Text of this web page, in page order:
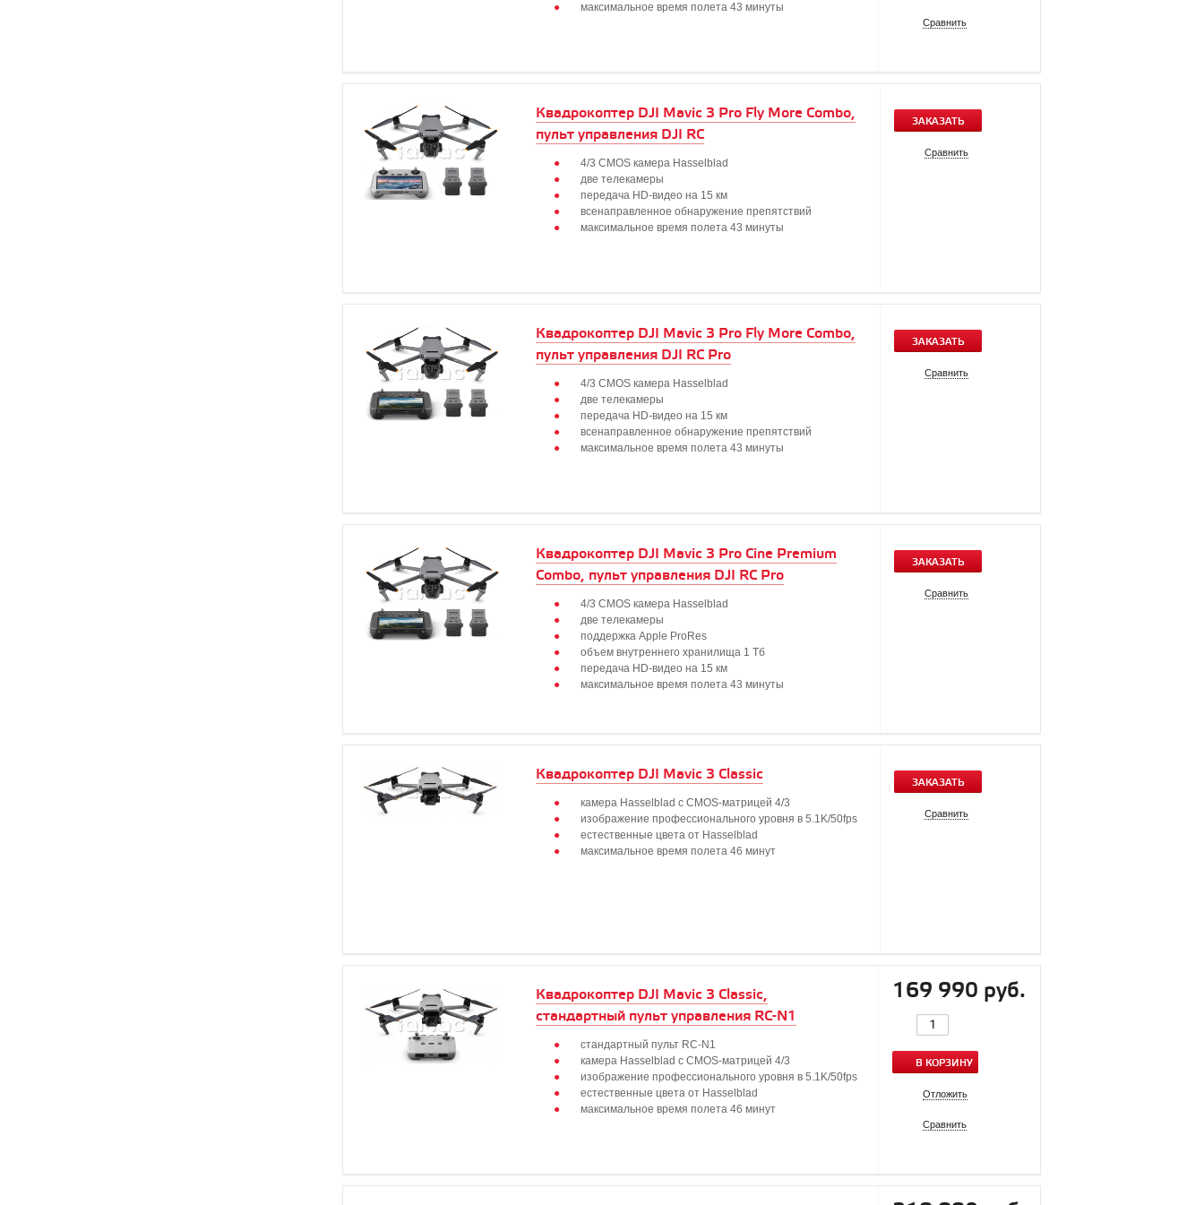
максимальное время полета 43 минуты
Сравнить
Квадрокоптер DJI Mavic 3 Pro Fly More Combo,
пульт управления DJI RC
4/3 CMOS камера Hasselblad
две телекамеры
передача HD-видео на 15 км
всенаправленное обнаружение препятствий
максимальное время полета 43 минуты
ЗАКАЗАТЬ
Сравнить
Квадрокоптер DJI Mavic 3 Pro Fly More Combo,
пульт управления DJI RC Pro
4/3 CMOS камера Hasselblad
две телекамеры
передача HD-видео на 15 км
всенаправленное обнаружение препятствий
максимальное время полета 43 минуты
ЗАКАЗАТЬ
Сравнить
Квадрокоптер DJI Mavic 3 Pro Cine Premium
Combo, пульт управления DJI RC Pro
4/3 CMOS камера Hasselblad
две телекамеры
поддержка Apple ProRes
объем внутреннего хранилища 1 Тб
передача HD-видео на 15 км
максимальное время полета 43 минуты
ЗАКАЗАТЬ
Сравнить
Квадрокоптер DJI Mavic 3 Classic
камера Hasselblad с CMOS-матрицей 4/3
изображение профессионального уровня в 5.1K/50fps
естественные цвета от Hasselblad
максимальное время полета 46 минут
ЗАКАЗАТЬ
Сравнить
Квадрокоптер DJI Mavic 3 Classic,
стандартный пульт управления RC-N1
стандартный пульт RC-N1
камера Hasselblad с CMOS-матрицей 4/3
изображение профессионального уровня в 5.1K/50fps
естественные цвета от Hasselblad
максимальное время полета 46 минут
169 990 руб.
В КОРЗИНУ
Отложить
Сравнить